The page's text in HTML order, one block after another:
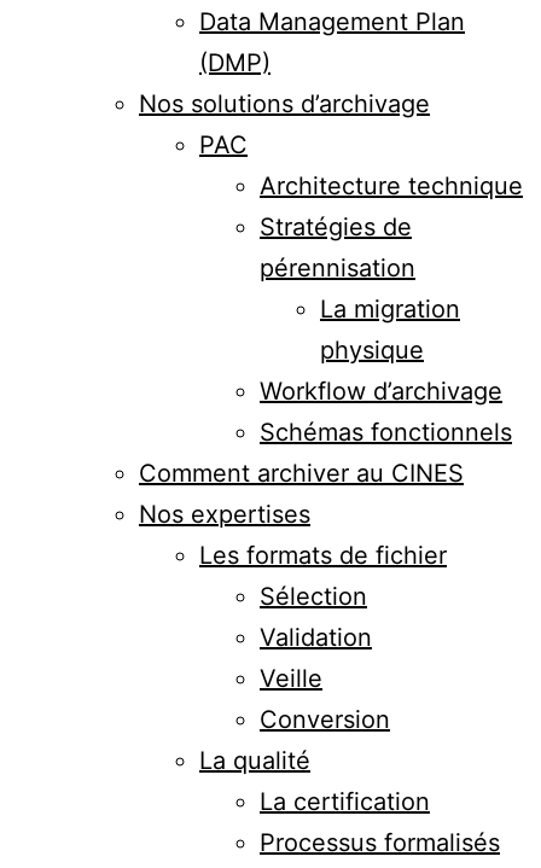
Data Management Plan
(DMP)
Nos solutions d’archivage
PAC
Architecture technique
Stratégies de
pérennisation
La migration
physique
Workflow d’archivage
Schémas fonctionnels
Comment archiver au CINES
Nos expertises
Les formats de fichier
Sélection
Validation
Veille
Conversion
La qualité
La certification
Processus formalisés